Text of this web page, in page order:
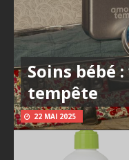
Soins bébé
tempête
22 MAI 2025